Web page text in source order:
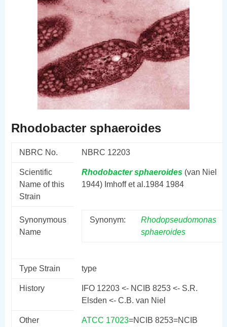
Rhodobacter sphaeroides
NBRC No. NBRC 12203
Scientific
Name of this
Strain
Rhodobacter sphaeroides(van Niel
1944) Imhoff et al.1984 1984
Synonymous
Name
Synonym:
Rhodopseudomonas
sphaeroides
Type Strain type
History
IFO 12203 <- NCIB 8253 <- S.R.
Elsden <- C.B. van Niel
Other
ATCC 17023=NCIB 8253=NCIB